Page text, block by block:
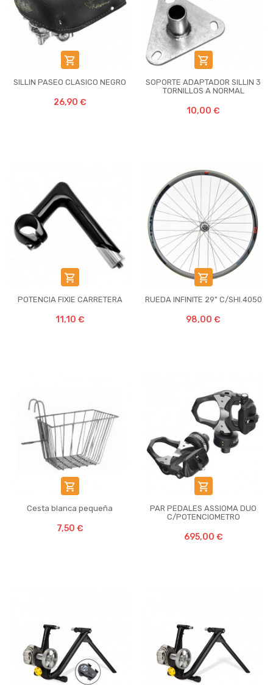

SILLIN PASEO CLASICO NEGRO
26,90 €

SOPORTE ADAPTADOR SILLIN 3
TORNILLOS A NORMAL
10,00 €

POTENCIA FIXIE CARRETERA
11,10 €

RUEDA INFINITE 29" C/SHI.4050
98,00 €

Cesta blanca pequeña
7,50 €

PAR PEDALES ASSIOMA DUO
C/POTENCIOMETRO
695,00 €